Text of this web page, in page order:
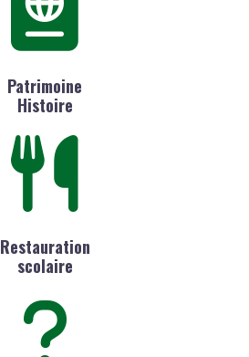
Patrimoine
Histoire
Restauration
scolaire